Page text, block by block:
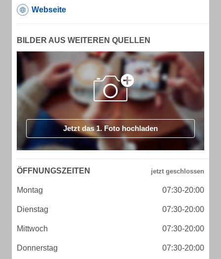
Webseite
BILDER AUS WEITEREN QUELLEN
Jetzt das 1. Foto hochladen
ÖFFNUNGSZEITEN
Montag 07:30-20:00
Dienstag 07:30-20:00
Mittwoch 07:30-20:00
Donnerstag 07:30-20:00